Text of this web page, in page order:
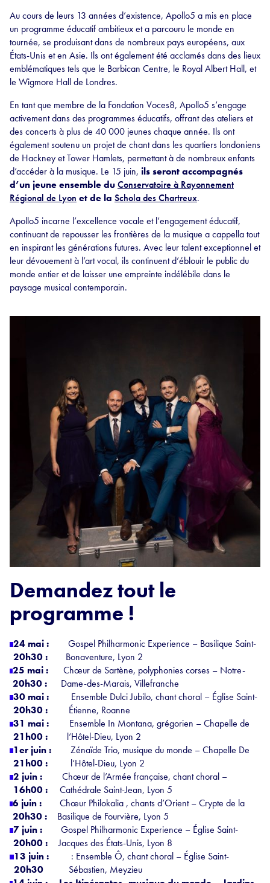
Au cours de leurs 13 années d’existence, Apollo5 a mis en place
un programme éducatif ambitieux et a parcouru le monde en
tournée, se produisant dans de nombreux pays européens, aux
États-Unis et en Asie. Ils ont également été acclamés dans des lieux
emblématiques tels que le Barbican Centre, le Royal Albert Hall, et
le Wigmore Hall de Londres.
En tant que membre de la Fondation Voces8, Apollo5 s’engage
activement dans des programmes éducatifs, offrant des ateliers et
des concerts à plus de 40 000 jeunes chaque année. Ils ont
également soutenu un projet de chant dans les quartiers londoniens
de Hackney et Tower Hamlets, permettant à de nombreux enfants
d’accéder à la musique. Le 15 juin, ils seront accompagnés
d’un jeune ensemble duConservatoire à Rayonnement
Régional de Lyon et de la Schola des Chartreux.
Apollo5 incarne l’excellence vocale et l’engagement éducatif,
continuant de repousser les frontières de la musique a cappella tout
en inspirant les générations futures. Avec leur talent exceptionnel et
leur dévouement à l’art vocal, ils continuent d’éblouir le public du
monde entier et de laisser une empreinte indélébile dans le
paysage musical contemporain.
Demandez tout le
programme !
24 mai :
20h30 :
Gospel Philharmonic Experience – Basilique Saint-
Bonaventure, Lyon 2
25 mai :
20h30 :
Chœur de Sartène, polyphonies corses – Notre-
Dame-des-Marais, Villefranche
30 mai :
20h30 :
Ensemble Dulci Jubilo, chant choral – Église Saint-
Étienne, Roanne
31 mai :
21h00 :
Ensemble In Montana, grégorien – Chapelle de
l‘Hôtel-Dieu, Lyon 2
1er juin :
21h00 :
Zénaïde Trio, musique du monde – Chapelle De
l‘Hôtel-Dieu, Lyon 2
2 juin :
16h00 :
Chœur de l’Armée française, chant choral –
Cathédrale Saint-Jean, Lyon 5
6 juin :
20h30 :
Chœur Philokalia , chants d’Orient – Crypte de la
Basilique de Fourvière, Lyon 5
7 juin :
20h00 :
Gospel Philharmonic Experience – Église Saint-
Jacques des États-Unis, Lyon 8
13 juin :
20h30
: Ensemble Ô, chant choral – Église Saint-
Sébastien, Meyzieu